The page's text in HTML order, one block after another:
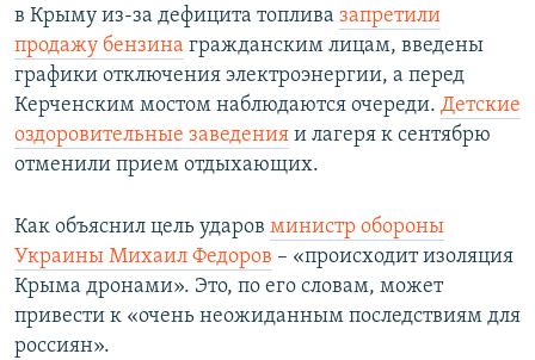
в Крыму из-за дефицита топлива запретили
продажу бензина гражданским лицам, введены
графики отключения электроэнергии, а перед
Керченским мостом наблюдаются очереди. Детские
оздоровительные заведения и лагеря к сентябрю
отменили прием отдыхающих.
Как объяснил цель ударов министр обороны
Украины Михаил Федоров – «происходит изоляция
Крыма дронами». Это, по его словам, может
привести к «очень неожиданным последствиям для
россиян».